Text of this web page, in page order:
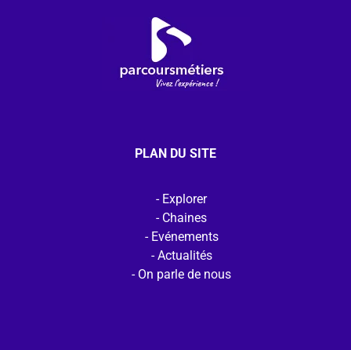
PLAN DU SITE
Explorer
Chaines
Evénements
Actualités
On parle de nous